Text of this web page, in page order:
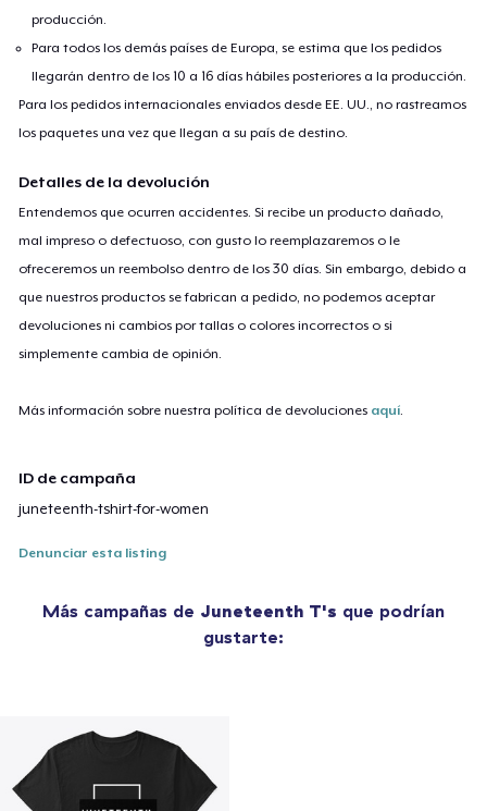
producción.
Para todos los demás países de Europa, se estima que los pedidos
llegarán dentro de los 10 a 16 días hábiles posteriores a la producción.
Para los pedidos internacionales enviados desde EE. UU., no rastreamos
los paquetes una vez que llegan a su país de destino.
Detalles de la devolución
Entendemos que ocurren accidentes. Si recibe un producto dañado,
mal impreso o defectuoso, con gusto lo reemplazaremos o le
ofreceremos un reembolso dentro de los 30 días. Sin embargo, debido a
que nuestros productos se fabrican a pedido, no podemos aceptar
devoluciones ni cambios por tallas o colores incorrectos o si
simplemente cambia de opinión.
Más información sobre nuestra política de devoluciones aquí
ID de campaña
juneteenth-tshirt-for-women
Denunciar esta listing
Más campañas de Juneteenth T's que podrían
gustarte: